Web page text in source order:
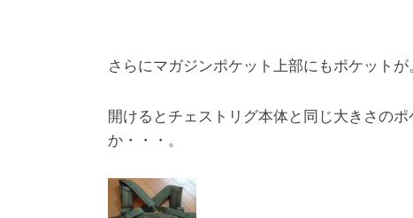
さらにマガジンポケット上部にもポケットが
開けるとチェストリグ本体と同じ大きさの
か・・・。